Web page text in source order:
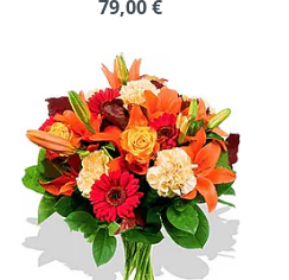
79,00€